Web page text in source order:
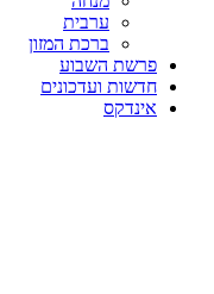
ערבית
ברכת המזון
פרשת השבוע
חדשות ועדכונים
אינדקס